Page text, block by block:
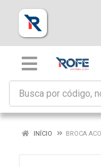
INÍCIO BROCA